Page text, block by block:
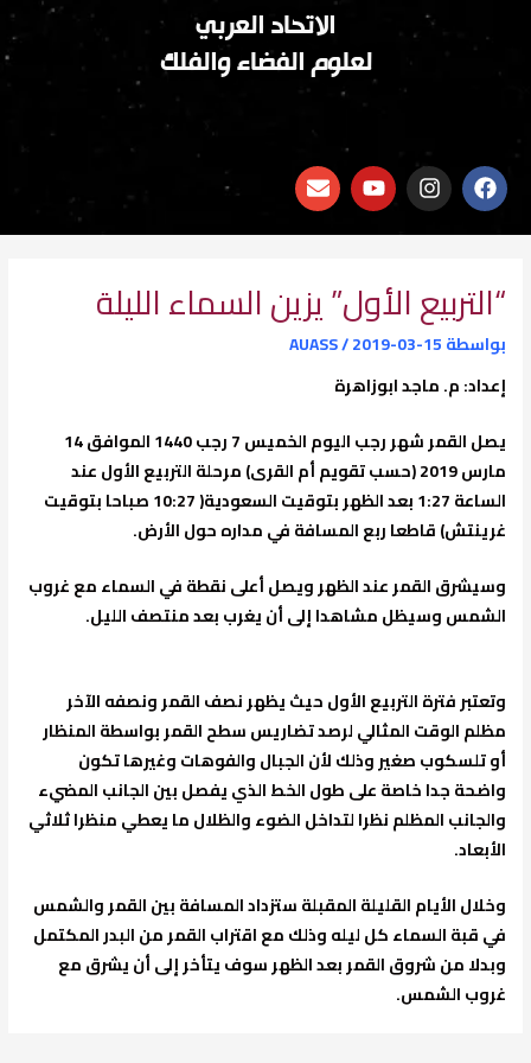
الاتحاد العربي
لعلوم الفضاء والفلك
F
a
c
e
o
o
k
I
n
s
t
g
r
a
m
Y
o
u
t
b
e
E
n
v
e
o
p
e
“التربيع الأول” يزين السماء الليلة
بواسطة AUASS/2019-03-15
إعداد: م. ماجد ابوزاهرة
يصل القمر شهر رجب اليوم الخميس 7 رجب 1440 الموافق 14
مارس 2019 (حسب تقويم أم القرى) مرحلة التربيع الأول عند
الساعة 1:27 بعد الظهر بتوقيت السعودية( 10:27 صباحا بتوقيت
غرينتش) قاطعا ربع المسافة في مداره حول الأرض.
وسيشرق القمر عند الظهر ويصل أعلى نقطة في السماء مع غروب
الشمس وسيظل مشاهدا إلى أن يغرب بعد منتصف الليل.
وتعتبر فترة التربيع الأول حيث يظهر نصف القمر ونصفه الآخر
مظلم الوقت المثالي لرصد تضاريس سطح القمر بواسطة المنظار
أو تلسكوب صغير وذلك لأن الجبال والفوهات وغيرها تكون
واضحة جدا خاصة على طول الخط الذي يفصل بين الجانب المضيء
والجانب المظلم نظرا لتداخل الضوء والظلال ما يعطي منظرا ثلاثي
الأبعاد.
وخلال الأيام القليلة المقبلة ستزداد المسافة بين القمر والشمس
في قبة السماء كل ليله وذلك مع اقتراب القمر من البدر المكتمل
وبدلا من شروق القمر بعد الظهر سوف يتأخر إلى أن يشرق مع
غروب الشمس.